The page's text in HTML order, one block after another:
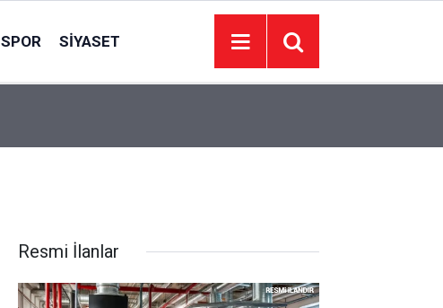
SPOR SIYASET
Resmi İlanlar